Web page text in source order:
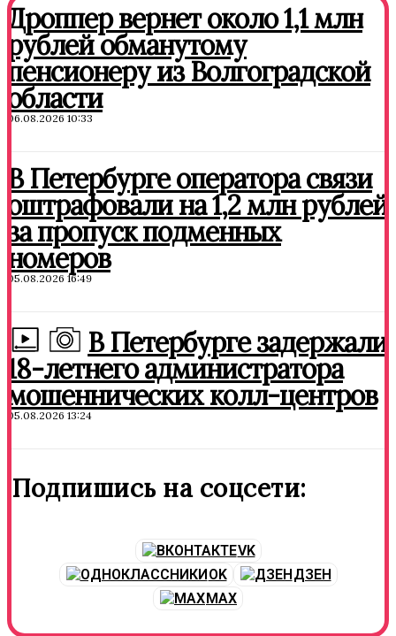
Дроппер вернет около 1,1 млн
рублей обманутому
пенсионеру из Волгоградской
области
06.08.2026 10:33
В Петербурге оператора связи
оштрафовали на 1,2 млн рублей
за пропуск подменных
номеров
05.08.2026 16:49
В Петербурге задержали
18-летнего администратора
мошеннических колл-центров
05.08.2026 13:24
Подпишись на соцсети:
VK
OK
ДЗЕН
MAX